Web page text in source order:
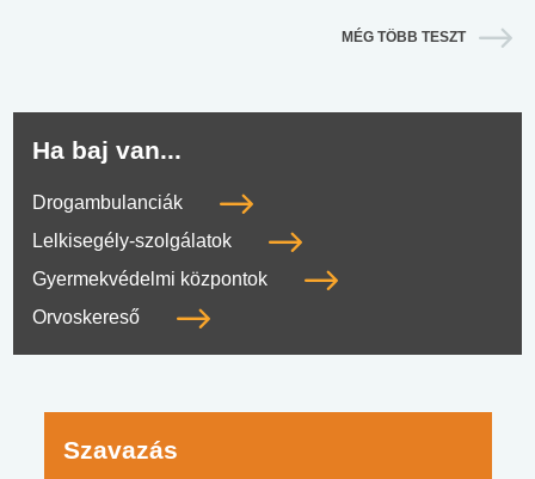
MÉG TÖBB TESZT
Ha baj van...
Drogambulanciák
Lelkisegély-szolgálatok
Gyermekvédelmi központok
Orvoskereső
Szavazás